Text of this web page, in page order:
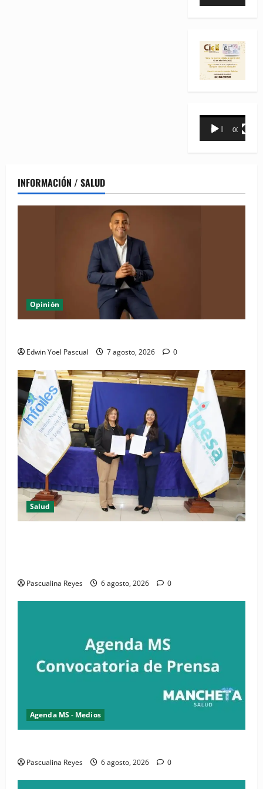
Reproductor
00:00 00:31
INFORMACIÓN / SALUD
Opinión
Edwin Yoel Pascual 7 agosto, 2026 0
Salud
Pascualina Reyes 6 agosto, 2026 0
Agenda MS - Medios
Pascualina Reyes 6 agosto, 2026 0